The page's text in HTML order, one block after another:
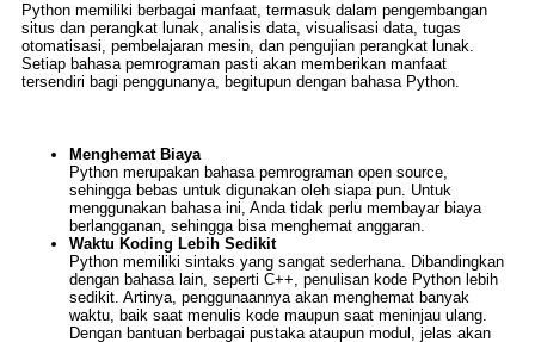
Python memiliki berbagai manfaat, termasuk dalam pengembangan
situs dan perangkat lunak, analisis data, visualisasi data, tugas
otomatisasi, pembelajaran mesin, dan pengujian perangkat lunak.
Setiap bahasa pemrograman pasti akan memberikan manfaat
tersendiri bagi penggunanya, begitupun dengan bahasa Python.
Menghemat Biaya
Python merupakan bahasa pemrograman open source,
sehingga bebas untuk digunakan oleh siapa pun. Untuk
menggunakan bahasa ini, Anda tidak perlu membayar biaya
berlangganan, sehingga bisa menghemat anggaran.
Waktu Koding Lebih Sedikit
Python memiliki sintaks yang sangat sederhana. Dibandingkan
dengan bahasa lain, seperti C++, penulisan kode Python lebih
sedikit. Artinya, penggunaannya akan menghemat banyak
waktu, baik saat menulis kode maupun saat meninjau ulang.
Dengan bantuan berbagai pustaka ataupun modul, jelas akan